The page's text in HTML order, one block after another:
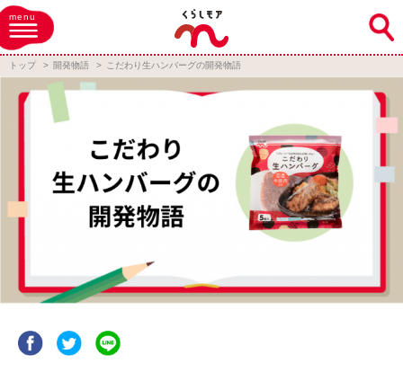
menu
トップ 開発物語 こだわり生ハンバーグの開発物語